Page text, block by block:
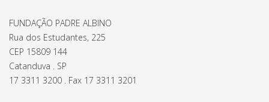
FUNDAÇÃO PADRE ALBINO
Rua dos Estudantes, 225
CEP 15809 144
Catanduva . SP
17 3311 3200 . Fax 17 3311 3201